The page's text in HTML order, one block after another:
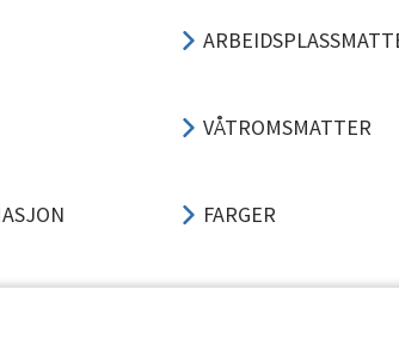
VÅTROMSMATTER
FARGER